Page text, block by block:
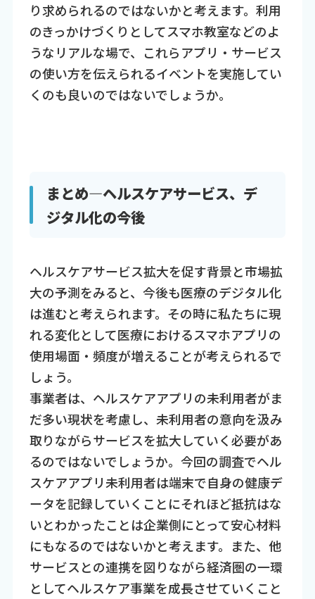
り求められるのではないかと考えます。利用
のきっかけづくりとしてスマホ教室などのよ
うなリアルな場で、これらアプリ・サービス
の使い方を伝えられるイベントを実施してい
くのも良いのではないでしょうか。
まとめ—ヘルスケアサービス、デ
ジタル化の今後
ヘルスケアサービス拡大を促す背景と市場拡
大の予測をみると、今後も医療のデジタル化
は進むと考えられます。その時に私たちに現
れる変化として医療におけるスマホアプリの
使用場面・頻度が増えることが考えられるで
しょう。
事業者は、ヘルスケアアプリの未利用者がま
だ多い現状を考慮し、未利用者の意向を汲み
取りながらサービスを拡大していく必要があ
るのではないでしょうか。今回の調査でヘル
スケアアプリ未利用者は端末で自身の健康デ
ータを記録していくことにそれほど抵抗はな
いとわかったことは企業側にとって安心材料
にもなるのではないかと考えます。また、他
サービスとの連携を図りながら経済圏の一環
としてヘルスケア事業を成長させていくこと